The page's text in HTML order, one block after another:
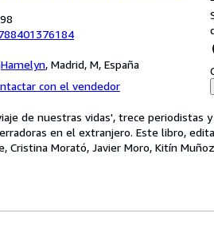
Hamelyn, Madrid, M, España
con el vendedor
de nuestras vidas', trece periodistas
en el extranjero. Este libro,
Cristina Morató, Javier Moro, Kitín